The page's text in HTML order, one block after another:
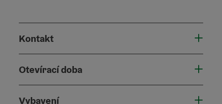
Kontakt
Otevírací doba
Vybavení